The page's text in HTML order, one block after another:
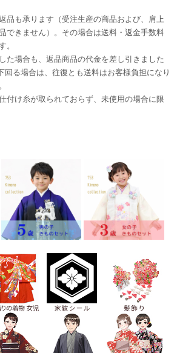
品も承ります（受注生産の商品および、肩上
できません）。その場合は送料・返金手数料
。
た場合も、返品商品の代金を差し引きました
回る場合は、往復とも送料はお客様負担になり
付け糸が取られておらず、未使用の場合に限